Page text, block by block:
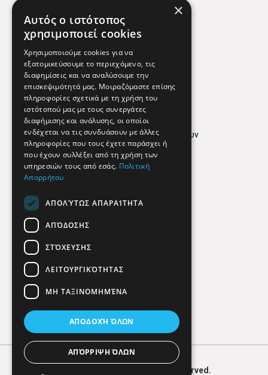
Χρήσιμα Τηλέφωνα
Εφημερεύοντα Φαρμακεία
Απόρρητο
Όροι Χρήσης
Πολιτική προστασίας δεδομένων
Findhere
Social Media
HERE. All Rights Reserved.
×
Αυτός ο ιστότοπος
χρησιμοποιεί cookies
Χρησιμοποιούμε cookies για να
εξατομικεύσουμε το περιεχόμενο, τις
διαφημίσεις και να αναλύσουμε την
επισκεψιμότητά μας. Μοιραζόμαστε επίσης
πληροφορίες σχετικά με τη χρήση του
ιστότοπού μας με τους συνεργάτες
διαφήμισης και ανάλυσης, οι οποίοι
ενδέχεται να τις συνδυάσουν με άλλες
πληροφορίες που τους έχετε παράσχει ή
που έχουν συλλέξει από τη χρήση των
υπηρεσιών τους από εσάς. Πολιτική
Απορρήτου
ΑΠΟΛΎΤΩΣ ΑΠΑΡΑΊΤΗΤΑ
ΑΠΌΔΟΣΗΣ
ΣΤΌΧΕΥΣΗΣ
ΛΕΙΤΟΥΡΓΙΚΌΤΗΤΑΣ
ΜΗ ΤΑΞΙΝΟΜΗΜΈΝΑ
ΑΠΟΔΟΧΉ ΌΛΩΝ
ΑΠΌΡΡΙΨΗ ΌΛΩΝ